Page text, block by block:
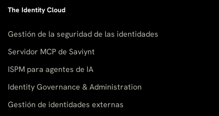
The Identity Cloud
Gestión de la seguridad de las identidades
Servidor MCP de Saviynt
ISPM para agentes de IA
Identity Governance & Administration
Gestión de identidades externas